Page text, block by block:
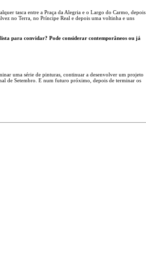
tasca entre a Praça da Alegria e o Largo do Carmo, depois
no Terra, no Príncipe Real e depois uma voltinha e uns
para convidar? Pode considerar contemporâneos ou já
uma série de pinturas, continuar a desenvolver um projeto
de Setembro. E num futuro próximo, depois de terminar os